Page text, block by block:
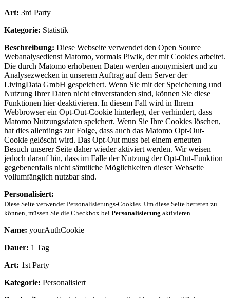
Art: 3rd Party
Kategorie: Statistik
Beschreibung: Diese Webseite verwendet den Open Source
Webanalysedienst Matomo, vormals Piwik, der mit Cookies arbeitet.
Die durch Matomo erhobenen Daten werden anonymisiert und zu
Analysezwecken in unserem Auftrag auf dem Server der
LivingData GmbH gespeichert. Wenn Sie mit der Speicherung und
Nutzung Ihrer Daten nicht einverstanden sind, können Sie diese
Funktionen hier deaktivieren. In diesem Fall wird in Ihrem
Webbrowser ein Opt-Out-Cookie hinterlegt, der verhindert, dass
Matomo Nutzungsdaten speichert. Wenn Sie Ihre Cookies löschen,
hat dies allerdings zur Folge, dass auch das Matomo Opt-Out-
Cookie gelöscht wird. Das Opt-Out muss bei einem erneuten
Besuch unserer Seite daher wieder aktiviert werden. Wir weisen
jedoch darauf hin, dass im Falle der Nutzung der Opt-Out-Funktion
gegebenenfalls nicht sämtliche Möglichkeiten dieser Webseite
vollumfänglich nutzbar sind.
Personalisiert:
Diese Seite verwendet Personalisierungs-Cookies. Um diese Seite betreten zu
können, müssen Sie die Checkbox bei Personalisierung aktivieren.
Name: yourAuthCookie
Dauer: 1 Tag
Art: 1st Party
Kategorie: Personalisiert